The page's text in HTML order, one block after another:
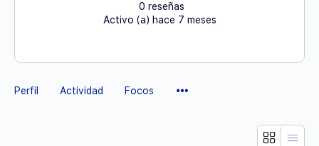
0 reseñas
Activo (a) hace 7 meses
Perfil Actividad Focos